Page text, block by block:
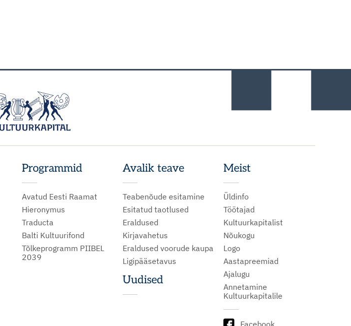
Programmid
Avatud Eesti Raamat
Hieronymus
Traducta
Balti Kultuurifond
Tõlkeprogramm PIIBEL
2039
Avalik teave
Teabenõude esitamine
Esitatud taotlused
Eraldused
Kirjavahetus
Eraldused voorude kaupa
Ligipääsetavus
Uudised
Meist
Üldinfo
Töötajad
Kultuurkapitalist
Nõukogu
Logo
Aastapreemiad
Ajalugu
Annetamine
Kultuurkapitalile
Facebook